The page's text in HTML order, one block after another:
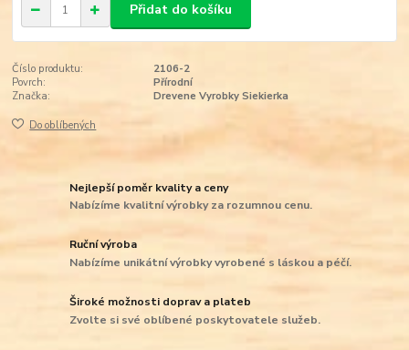
Přidat do košíku
Číslo produktu:
2106-2
Povrch:
Přírodní
Značka:
Drevene Vyrobky Siekierka
Do oblíbených
Nejlepší poměr kvality a ceny
Nabízíme kvalitní výrobky za rozumnou cenu.
Ruční výroba
Nabízíme unikátní výrobky vyrobené s láskou a péčí.
Široké možnosti doprav a plateb
Zvolte si své oblíbené poskytovatele služeb.